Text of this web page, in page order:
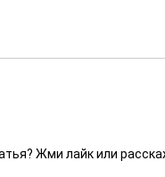
Жми лайк или